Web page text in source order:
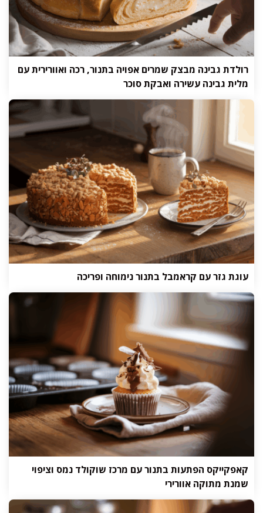
רולדת גבינה מבצק שמרים אפויה בתנור, רכה ואוורירית עם
מלית גבינה עשירה ואבקת סוכר
עוגת גזר עם קראמבל בתנור נימוחה ופריכה
קאפקייקס הפתעות בתנור עם מרכז שוקולד נמס וציפוי
שמנת מתוקה אוורירי